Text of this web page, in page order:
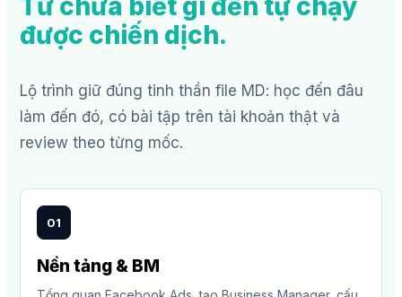
Từ chưa biết gì đến tự chạy
được chiến dịch.
Lộ trình giữ đúng tinh thần file MD: học đến đâu
làm đến đó, có bài tập trên tài khoản thật và
review theo từng mốc.
01
Nền tảng & BM